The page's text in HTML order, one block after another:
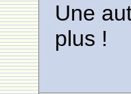
Une
plus !